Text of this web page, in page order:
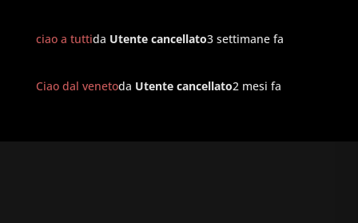
ciao a tuttida Utente cancellato3 settimane fa
Ciao dal venetoda Utente cancellato2 mesi fa